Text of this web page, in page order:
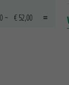
~ € 52,00